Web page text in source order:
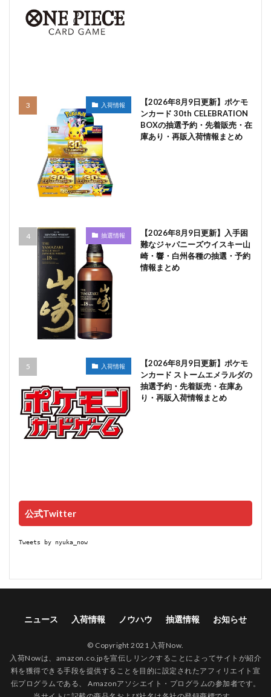
入荷情報
【2026年8月9日更新】ポケモ
ンカード 30th CELEBRATION
BOXの抽選予約・先着販売・在
庫あり・再販入荷情報まとめ
抽選情報
【2026年8月9日更新】入手困
難なジャパニーズウイスキー山
崎・響・白州各種の抽選・予約
情報まとめ
入荷情報
【2026年8月9日更新】ポケモ
ンカード ストームエメラルダの
抽選予約・先着販売・在庫あ
り・再販入荷情報まとめ
公式Twitter
Tweets by nyuka_now
ニュース 入荷情報 ノウハウ 抽選情報 お知らせ
© Copyright 2021 入荷Now.
入荷Nowは、amazon.co.jpを宣伝しリンクすることによってサイトが紹介
料を獲得できる手段を提供することを目的に設定されたアフィリエイト宣
伝プログラムである、 Amazonアソシエイト・プログラムの参加者です。